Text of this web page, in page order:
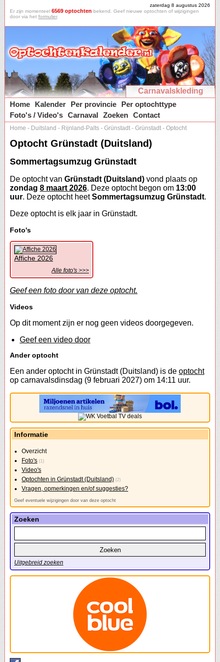
zaterdag 8 augustus 2026
Er zijn momenteel 6569 optochten bekend. Geef nieuwe optochten of wijzigingen
door via het formulier.
Carnavalskleding
Home
Kalender Per provincie
Per optochttype
Foto's / Video's Carnaval Zoeken Contact
Home - Duitsland - Rijnland-Palts - Grünstadt - Grünstadt - Optocht
Optocht Grünstadt (Duitsland)
Sommertagsumzug Grünstadt
De optocht van Grünstadt (Duitsland) vond plaats op
zondag 8 maart 2026. Deze optocht begon om 13:00
uur. Deze optocht heetSommertagsumzug Grünstadt.
Deze optocht is elk jaar in Grünstadt.
Foto's
Affiche 2026
Alle foto's >>>
Geef een foto door van deze optocht.
Videos
Op dit moment zijn er nog geen videos doorgegeven.
Geef een video door
Ander optocht
Een ander optocht in Grünstadt (Duitsland) is de optocht
op carnavalsdinsdag (9 februari 2027) om 14:11 uur.
Informatie
Overzicht
Foto's (1)
Video's
Optochten in Grünstadt (Duitsland) (2)
Vragen, opmerkingen en/of suggesties?
Geef eventuele wijzigingen door van deze optocht
Zoeken
Uitgebreid zoeken